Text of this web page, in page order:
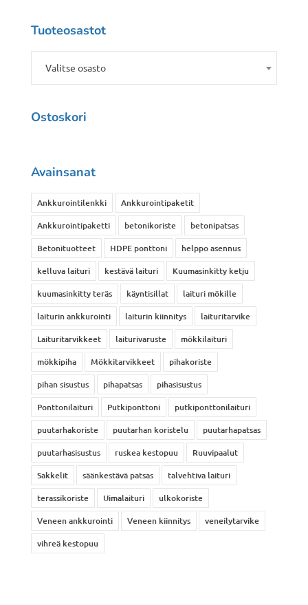
Tuoteosastot
Valitse osasto
Ostoskori
Avainsanat
Ankkurointilenkki
Ankkurointipaketit
Ankkurointipaketti
betonikoriste
betonipatsas
Betonituotteet
HDPE ponttoni
helppo asennus
kelluva laituri
kestävä laituri
Kuumasinkitty ketju
kuumasinkitty teräs
käyntisillat
laituri mökille
laiturin ankkurointi
laiturin kiinnitys
laituritarvike
Laituritarvikkeet
laiturivaruste
mökkilaituri
mökkipiha
Mökkitarvikkeet
pihakoriste
pihan sisustus
pihapatsas
pihasisustus
Ponttonilaituri
Putkiponttoni
putkiponttonilaituri
puutarhakoriste
puutarhan koristelu
puutarhapatsas
puutarhasisustus
ruskea kestopuu
Ruuvipaalut
Sakkelit
säänkestävä patsas
talvehtiva laituri
terassikoriste
Uimalaituri
ulkokoriste
Veneen ankkurointi
Veneen kiinnitys
veneilytarvike
vihreä kestopuu